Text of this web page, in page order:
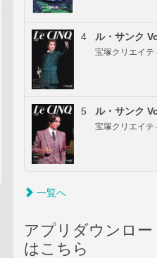
4 ル・サンク
宝塚クリエイテ
5 ル・サンク
宝塚クリエイテ
一覧へ
アプリダウンロー
はこちら